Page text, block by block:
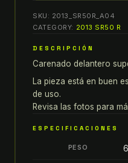
sr50
SR
50
R
CARENADO
DELANTERO
SKU: 2013_SR50R_A04
CATEGORY: 2013 SR50 R
DESCRIPCIÓN
Carenado delantero
La pieza está en buen
de uso.
Revisa las fotos para
ESPECIFICACIONES
PESO